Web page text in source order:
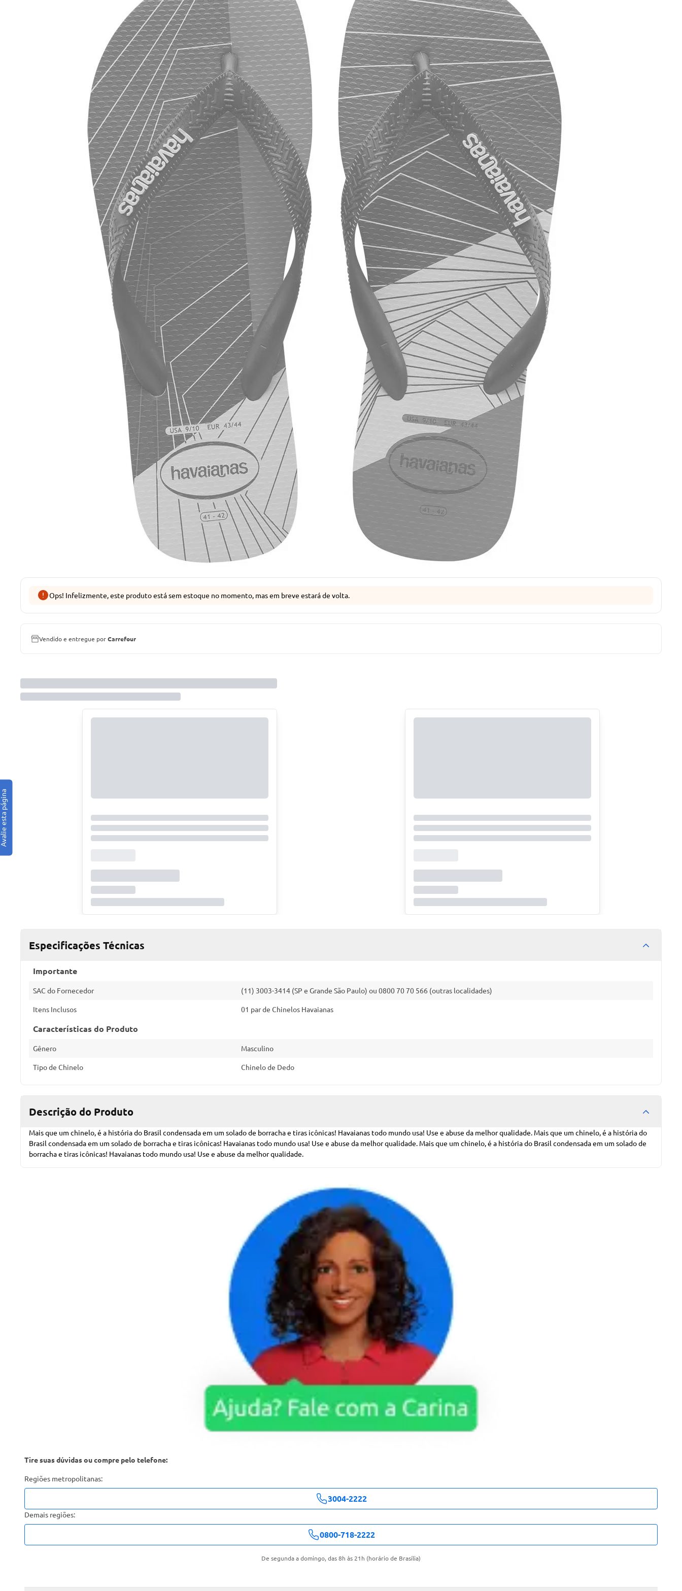
Ops! Infelizmente, este produto está sem estoque no momento, mas em breve estará de volta.
Vendido e entregue porCarrefour
Especificações Técnicas
Importante
SAC do Fornecedor (11) 3003-3414 (SP e Grande São Paulo) ou 0800 70 70 566 (outras localidades)
Itens Inclusos 01 par de Chinelos Havaianas
Características do Produto
Gênero Masculino
Tipo de Chinelo Chinelo de Dedo
Descrição do Produto
Mais que um chinelo, é a história do Brasil condensada em um solado de borracha e tiras icônicas! Havaianas todo mundo usa! Use e abuse da melhor qualidade. Mais que um chinelo, é a história do
Brasil condensada em um solado de borracha e tiras icônicas! Havaianas todo mundo usa! Use e abuse da melhor qualidade. Mais que um chinelo, é a história do Brasil condensada em um solado de
borracha e tiras icônicas! Havaianas todo mundo usa! Use e abuse da melhor qualidade.
Tire suas dúvidas ou compre pelo telefone:
Regiões metropolitanas:
3004-2222
Demais regiões:
0800-718-2222
De segunda a domingo, das 8h às 21h (horário de Brasília)